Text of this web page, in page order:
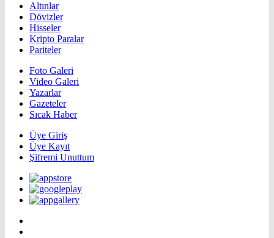
Altınlar
Dövizler
Hisseler
Kripto Paralar
Pariteler
Foto Galeri
Video Galeri
Yazarlar
Gazeteler
Sıcak Haber
Üye Giriş
Üye Kayıt
Şifremi Unuttum